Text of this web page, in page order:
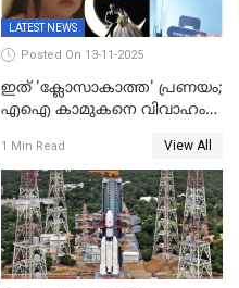
LATEST NEWS
Posted On 13-11-2025
ഇത് 'ക്ലോസാകാത്ത' പ്രണയം;
എഐ കാമുകനെ വിവാഹം
വിവാഹാഭ്യർത്ഥന നടത്തിയത്
ക്ലോസ്
1 Min Read View All